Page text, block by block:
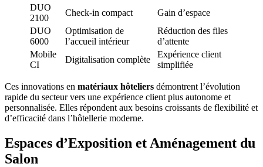
DUO
2100
Check-in compact
Gain d’espace
DUO
6000
Optimisation de
l’accueil intérieur
Réduction des files
d’attente
Mobile
CI
Digitalisation complète
Expérience client
simplifiée
Ces innovations en matériaux hôteliers démontrent l’évolution
rapide du secteur vers une expérience client plus autonome et
personnalisée. Elles répondent aux besoins croissants de flexibilité et
d’efficacité dans l’hôtellerie moderne.
Espaces d’Exposition et Aménagement du
Salon